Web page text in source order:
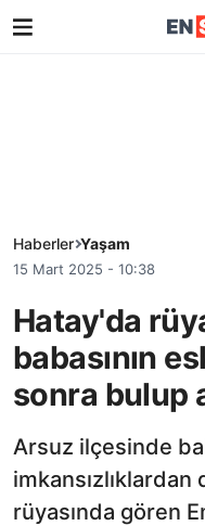
Haberler Yaşam
15 Mart 2025 - 10:38
Hatay'da
babasının
sonra bulup
Arsuz ilçesinde
imkansızlıklardan
rüyasında gören